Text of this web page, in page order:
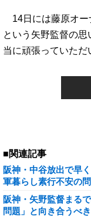
14日には藤原オー
という矢野監督の
当に頑張っていた
■関連記事
阪神・中谷放出で早
軍暮らし素行不安の
阪神・矢野監督まる
問題」と向き合うべき